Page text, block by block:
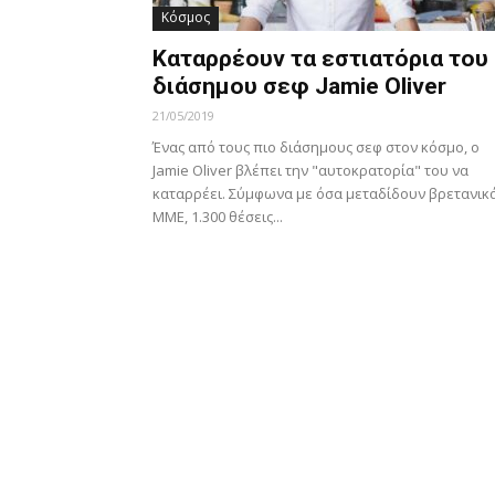
Κόσμος
Καταρρέουν τα εστιατόρια του
διάσημου σεφ Jamie Oliver
21/05/2019
Ένας από τους πιο διάσημους σεφ στον κόσμο, ο
Jamie Oliver βλέπει την "αυτοκρατορία" του να
καταρρέει. Σύμφωνα με όσα μεταδίδουν
ΜΜΕ, 1.300 θέσεις...